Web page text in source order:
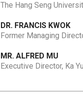
The Hang Seng
DR. FRANCIS KWOK
Former Managing
MR. ALFRED MU
Executive Director, Ka